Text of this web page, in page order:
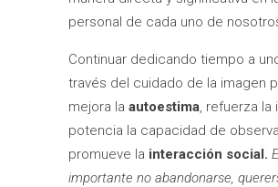
personal de cada uno de
Continuar dedicando tiempo a
través del cuidado de la imagen
mejora la autoestima, refuerza la
potencia la capacidad de
promueve la interacción social.
importante no abandonarse,